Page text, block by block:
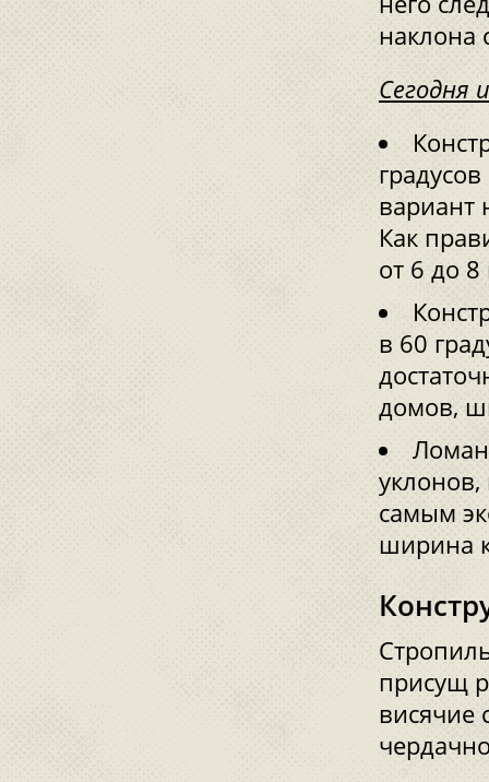
наклона
Сегодня
вариант
Как
от 6 до
в 60
домов,
уклонов,
самым
ширина
присущ
висячие